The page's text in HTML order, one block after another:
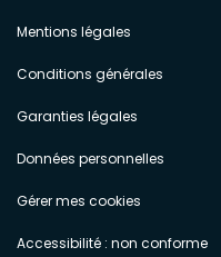
Mentions légales
Conditions générales
Garanties légales
Données personnelles
Gérer mes cookies
Accessibilité : non conforme